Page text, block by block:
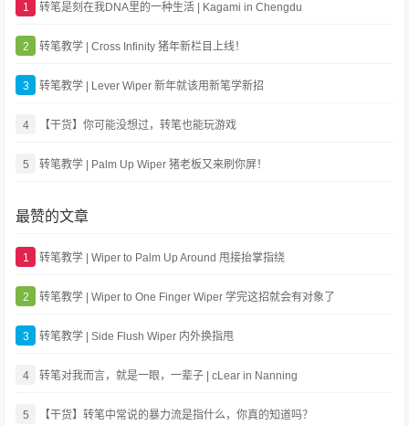
1 转笔是刻在我DNA里的一种生活 | Kagami in Chengdu
2 转笔教学 | Cross Infinity 猪年新栏目上线！
3 转笔教学 | Lever Wiper 新年就该用新笔学新招
4 【干货】你可能没想过，转笔也能玩游戏
5 转笔教学 | Palm Up Wiper 猪老板又来刷你屏！
最赞的文章
1 转笔教学 | Wiper to Palm Up Around 甩接抬掌指绕
2 转笔教学 | Wiper to One Finger Wiper 学完这招就会有对象了
3 转笔教学 | Side Flush Wiper 内外换指甩
4 转笔对我而言，就是一眼，一辈子 | cLear in Nanning
5 【干货】转笔中常说的暴力流是指什么，你真的知道吗？